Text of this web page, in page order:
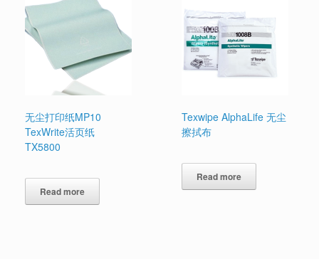
无尘打印纸MP10
TexWrite活页纸
TX5800
Read more
Texwipe AlphaLife 无尘
擦拭布
Read more